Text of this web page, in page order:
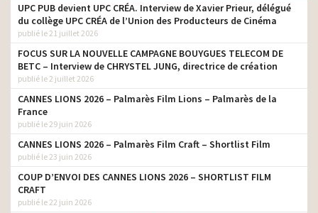
UPC PUB devient UPC CRÉA. Interview de Xavier Prieur, délégué
du collège UPC CRÉA de l’Union des Producteurs de Cinéma
publié le 21 juillet 2026
FOCUS SUR LA NOUVELLE CAMPAGNE BOUYGUES TELECOM DE
BETC – Interview de CHRYSTEL JUNG, directrice de création
publié le 2 juillet 2026
CANNES LIONS 2026 – Palmarès Film Lions – Palmarès de la
France
publié le 29 juin 2026
CANNES LIONS 2026 – Palmarès Film Craft – Shortlist Film
publié le 23 juin 2026
COUP D’ENVOI DES CANNES LIONS 2026 – SHORTLIST FILM
CRAFT
publié le 22 juin 2026